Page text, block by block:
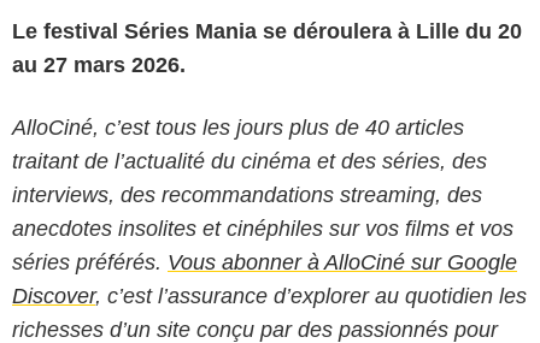
Le festival Séries Mania se déroulera à Lille du 20
au 27 mars 2026.
AlloCiné, c’est tous les jours plus de 40 articles
traitant de l’actualité du cinéma et des séries, des
interviews, des recommandations streaming, des
anecdotes insolites et cinéphiles sur vos films et vos
séries préférés. Vous abonner à AlloCiné sur Google
Discover, c’est l’assurance d’explorer au quotidien les
richesses d’un site conçu par des passionnés pour